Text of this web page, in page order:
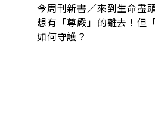
今周刊新書／來到生命盡
想有「尊嚴」的離去！但
如何守護？